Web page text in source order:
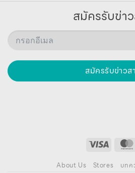
สมัครรับข่า
สมัครรับข่าวส
About Us Stores บทค